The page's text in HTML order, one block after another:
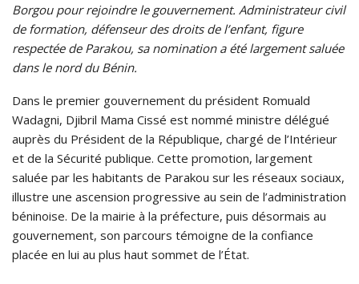
Borgou pour rejoindre le gouvernement. Administrateur civil
de formation, défenseur des droits de l’enfant, figure
respectée de Parakou, sa nomination a été largement saluée
dans le nord du Bénin.
Dans le premier gouvernement du président Romuald
Wadagni, Djibril Mama Cissé est nommé ministre délégué
auprès du Président de la République, chargé de l’Intérieur
et de la Sécurité publique. Cette promotion, largement
saluée par les habitants de Parakou sur les réseaux sociaux,
illustre une ascension progressive au sein de l’administration
béninoise. De la mairie à la préfecture, puis désormais au
gouvernement, son parcours témoigne de la confiance
placée en lui au plus haut sommet de l’État.